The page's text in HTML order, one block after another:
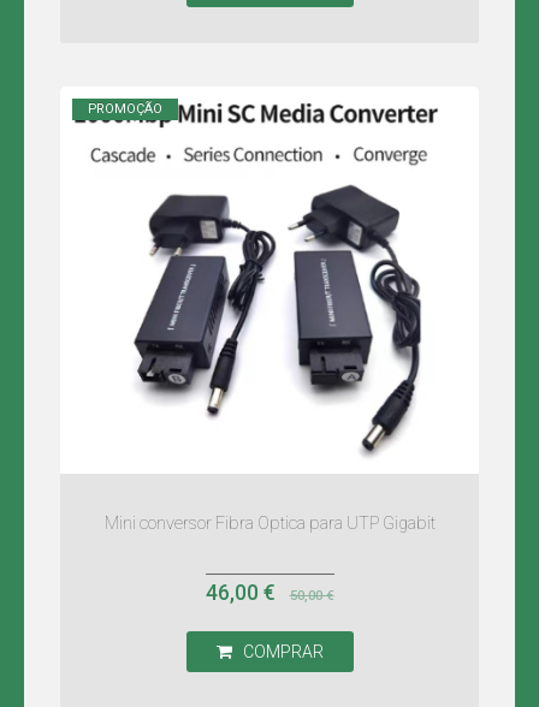
PROMOÇÃO
Mini conversor Fibra Optica para UTP Gigabit
46,00 €50,00 €
COMPRAR